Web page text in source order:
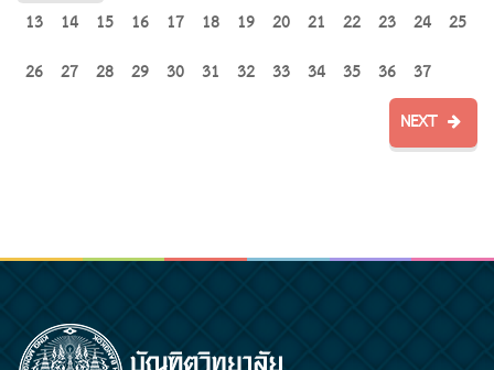
13
14 15 16 17 18 19 20 21 22 23 24 25
26 27 28 29 30 31 32 33 34 35 36 37
NEXT